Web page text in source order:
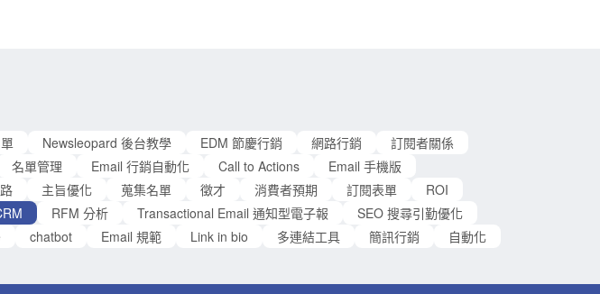
應改爲「上次開信的日
分別進行評分，
連結，反而是在購買 Apple 產品或者註冊 Apple 服務
（例如
Newsleopard 後台教學 EDM 節慶行銷 網路行銷
訂閱者關係
名單管理 Email 行銷自動化 Call to Actions
Email 手機版
主旨優化 蒐集名單 徵才 消費者預期 訂閱表單
ROI
RFM 分析 Transactional Email 通知型電子報
SEO 搜尋引勤優化
chatbot Email 規範 Link in bio 多連結工具 簡訊行銷 自動化